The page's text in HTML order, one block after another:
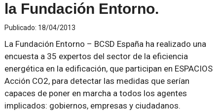
la Fundación Entorno.
Publicado: 18/04/2013
La Fundación Entorno – BCSD España ha realizado una
encuesta a 35 expertos del sector de la eficiencia
energética en la edificación, que participan en ESPACIOS
Acción CO2, para detectar las medidas que serían
capaces de poner en marcha a todos los agentes
implicados: gobiernos, empresas y ciudadanos.